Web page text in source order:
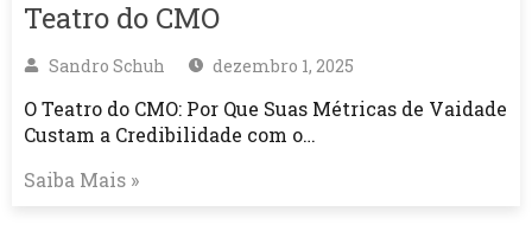
Teatro do CMO
Sandro Schuh dezembro 1, 2025
O Teatro do CMO: Por Que Suas Métricas de Vaidade
Custam a Credibilidade com o…
Saiba Mais »